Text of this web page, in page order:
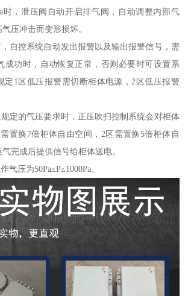
时，泄压阀自动开启排气阀，自动调整内部气
压冲击而变形损坏。
，自控系统自动发出报警以及输出报警信号，需
成功时，自动恢复正常，否则必要时可设置系
定1区低压报警需切断柜体电源，2区低压报警
定的气压要求时，正压吹扫控制系统会对柜体
置换7倍柜体自由空间，2区需置换5倍柜体自
完成后提供信号给柜体送电。
气压为50Pa≤P≤1000Pa。